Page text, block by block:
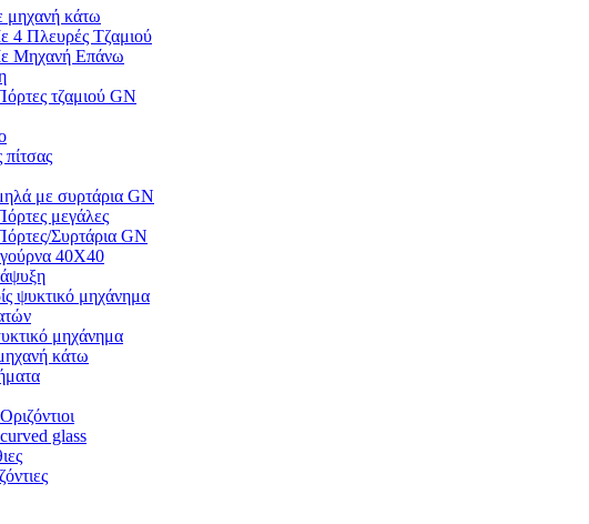
μηχανή κάτω
4 Πλευρές Τζαμιού
Μηχανή Επάνω
τζαμιού GN
με συρτάρια GN
μεγάλες
Συρτάρια GN
40Χ40
ψυκτικό μηχάνημα
μηχάνημα
κάτω
glass